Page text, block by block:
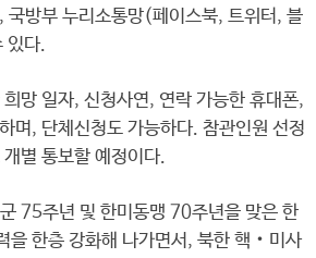
국방부 누리소통망(페이스북, 트위터, 블
있다.
망 일자, 신청사연, 연락 가능한 휴대폰,
며, 단체신청도 가능하다. 참관인원 선정
별 통보할 예정이다.
75주년 및 한미동맹 70주년을 맞은 한
을 한층 강화해 나가면서, 북한 핵‧미사